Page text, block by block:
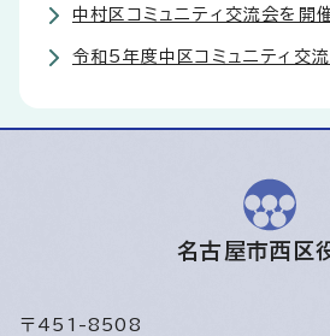
中村区コミュニティ交流会を開
令和5年度中区コミュニティ交流
名古屋市西区
〒451-8508